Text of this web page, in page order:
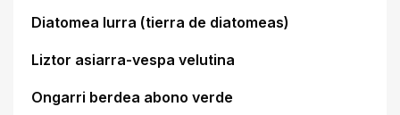
Diatomea lurra (tierra de diatomeas)
Liztor asiarra-vespa velutina
Ongarri berdea abono verde